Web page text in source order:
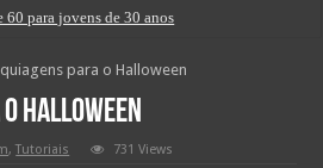
60 para jovens de 30 anos
para o Halloween
Halloween
,Tutoriais 731 Views